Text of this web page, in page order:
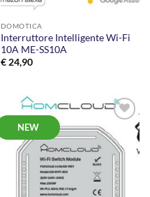
DOMOTICA
Interruttore Intelligente Wi-Fi
10A ME-SS10A
€24,90
NEW
AGGIUNGI
ALLA
LISTA DEI
DESIDERI